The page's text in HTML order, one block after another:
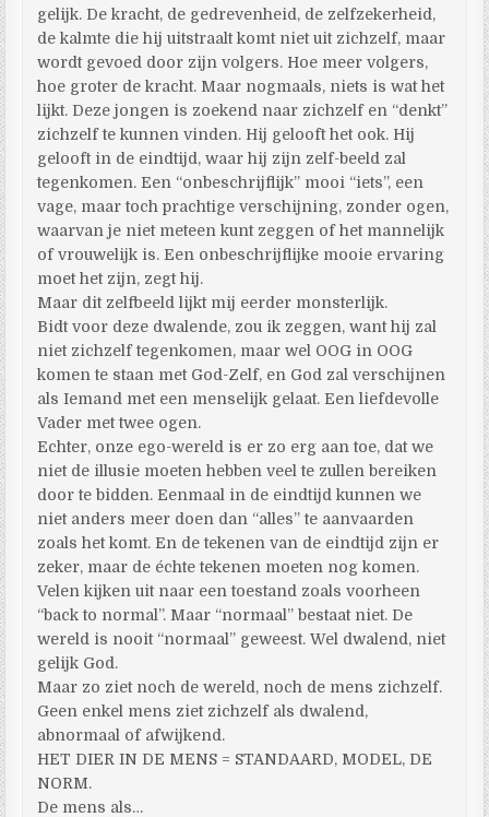
gelijk. De kracht, de gedrevenheid, de zelfzekerheid,
de kalmte die hij uitstraalt komt niet uit zichzelf, maar
wordt gevoed door zijn volgers. Hoe meer volgers,
hoe groter de kracht. Maar nogmaals, niets is wat het
lijkt. Deze jongen is zoekend naar zichzelf en “denkt”
zichzelf te kunnen vinden. Hij gelooft het ook. Hij
gelooft in de eindtijd, waar hij zijn zelf-beeld zal
tegenkomen. Een “onbeschrijflijk” mooi “iets”, een
vage, maar toch prachtige verschijning, zonder ogen,
waarvan je niet meteen kunt zeggen of het mannelijk
of vrouwelijk is. Een onbeschrijflijke mooie ervaring
moet het zijn, zegt hij.
Maar dit zelfbeeld lijkt mij eerder monsterlijk.
Bidt voor deze dwalende, zou ik zeggen, want hij zal
niet zichzelf tegenkomen, maar wel OOG in OOG
komen te staan met God-Zelf, en God zal verschijnen
als Iemand met een menselijk gelaat. Een liefdevolle
Vader met twee ogen.
Echter, onze ego-wereld is er zo erg aan toe, dat we
niet de illusie moeten hebben veel te zullen bereiken
door te bidden. Eenmaal in de eindtijd kunnen we
niet anders meer doen dan “alles” te aanvaarden
zoals het komt. En de tekenen van de eindtijd zijn er
zeker, maar de échte tekenen moeten nog komen.
Velen kijken uit naar een toestand zoals voorheen
“back to normal”. Maar “normaal” bestaat niet. De
wereld is nooit “normaal” geweest. Wel dwalend, niet
gelijk God.
Maar zo ziet noch de wereld, noch de mens zichzelf.
Geen enkel mens ziet zichzelf als dwalend,
abnormaal of afwijkend.
HET DIER IN DE MENS = STANDAARD, MODEL, DE
NORM.
De mens als…